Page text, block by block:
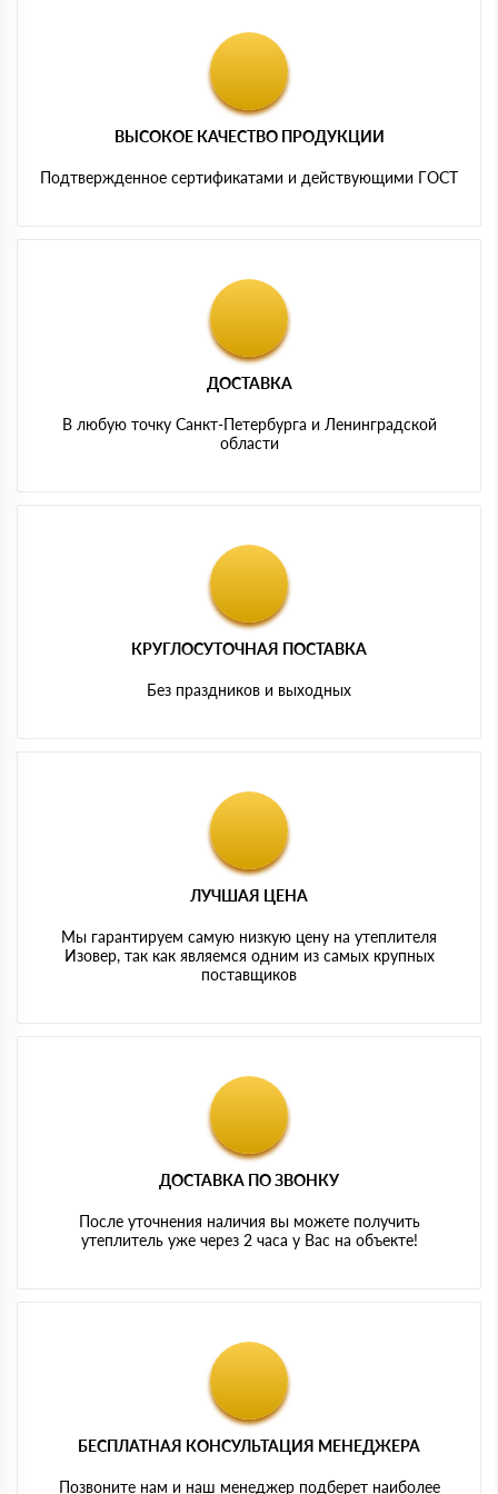
ВЫСОКОЕ КАЧЕСТВО ПРОДУКЦИИ
Подтвержденное сертификатами и действующими ГОСТ
ДОСТАВКА
В любую точку Санкт-Петербурга и Ленинградской
области
КРУГЛОСУТОЧНАЯ ПОСТАВКА
Без праздников и выходных
ЛУЧШАЯ ЦЕНА
Мы гарантируем самую низкую цену на утеплителя
Изовер, так как являемся одним из самых крупных
поставщиков
ДОСТАВКА ПО ЗВОНКУ
После уточнения наличия вы можете получить
утеплитель уже через 2 часа у Вас на объекте!
БЕСПЛАТНАЯ КОНСУЛЬТАЦИЯ МЕНЕДЖЕРА
Позвоните нам и наш менеджер подберет наиболее